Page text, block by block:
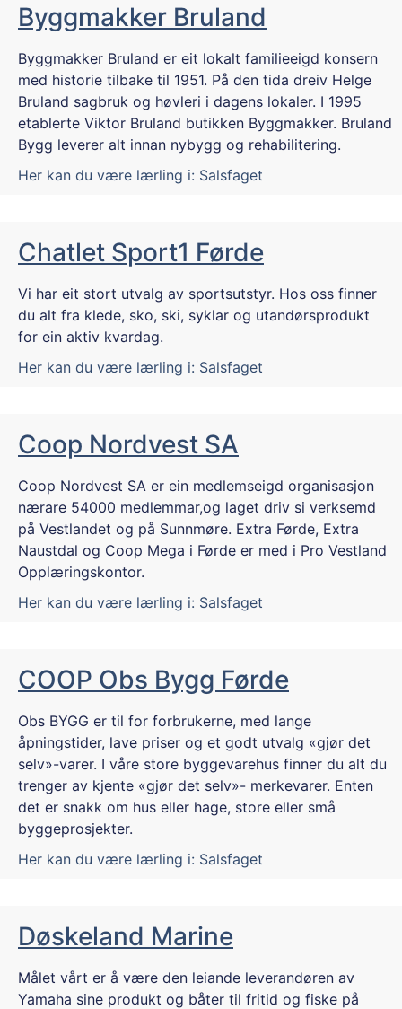
Byggmakker Bruland
Byggmakker Bruland er eit lokalt familieeigd konsern
med historie tilbake til 1951. På den tida dreiv Helge
Bruland sagbruk og høvleri i dagens lokaler. I 1995
etablerte Viktor Bruland butikken Byggmakker. Bruland
Bygg leverer alt innan nybygg og rehabilitering.
Her kan du være lærling i: Salsfaget
Chatlet Sport1 Førde
Vi har eit stort utvalg av sportsutstyr. Hos oss finner
du alt fra klede, sko, ski, syklar og utandørsprodukt
for ein aktiv kvardag.
Her kan du være lærling i: Salsfaget
Coop Nordvest SA
Coop Nordvest SA er ein medlemseigd organisasjon
nærare 54000 medlemmar,og laget driv si verksemd
på Vestlandet og på Sunnmøre. Extra Førde, Extra
Naustdal og Coop Mega i Førde er med i Pro Vestland
Opplæringskontor.
Her kan du være lærling i: Salsfaget
COOP Obs Bygg Førde
Obs BYGG er til for forbrukerne, med lange
åpningstider, lave priser og et godt utvalg «gjør det
selv»-varer. I våre store byggevarehus finner du alt du
trenger av kjente «gjør det selv»- merkevarer. Enten
det er snakk om hus eller hage, store eller små
byggeprosjekter.
Her kan du være lærling i: Salsfaget
Døskeland Marine
Målet vårt er å være den leiande leverandøren av
Yamaha sine produkt og båter til fritid og fiske på